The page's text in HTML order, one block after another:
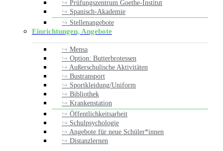
Prüfungszentrum Goethe-Institut
Spanisch-Akademie
Stellenangebote
Einrichtungen, Angebote
Mensa
Option: Butterbrotessen
Außerschulische Aktivitäten
Bustransport
Sportkleidung/Uniform
Bibliothek
Krankenstation
Öffentlichkeitsarbeit
Schulpsychologie
Angebote für neue Schüler*innen
Distanzlernen